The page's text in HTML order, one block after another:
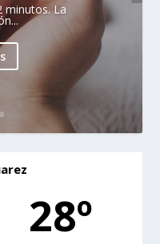
minutos. La
28º